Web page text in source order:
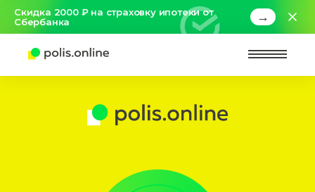
Скидка 2000 ₽ на страховку ипотеки от
Сбербанка
→